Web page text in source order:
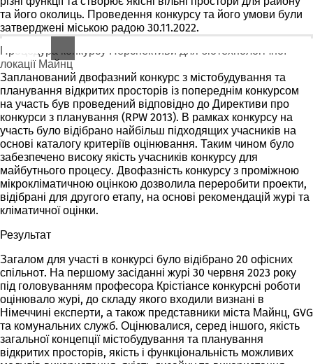
та його околиць. Проведення конкурсу та його умови були
затверджені міською радою 30.11.2022.
Процедура конкурсу Перспективи для біотехнологічної
локації Майнц
Запланований двофазний конкурс з містобудування та
планування відкритих просторів із попереднім конкурсом
на участь був проведений відповідно до Директиви про
конкурси з планування (RPW 2013). В рамках конкурсу на
участь було відібрано найбільш підходящих учасників на
основі каталогу критеріїв оцінювання. Таким чином було
забезпечено високу якість учасників конкурсу для
майбутнього процесу. Двофазність конкурсу з проміжною
мікрокліматичною оцінкою дозволила переробити проекти,
відібрані для другого етапу, на основі рекомендацій журі та
кліматичної оцінки.
Результат
Загалом для участі в конкурсі було відібрано 20 офісних
спільнот. На першому засіданні журі 30 червня 2023 року
під головуванням професора Крістіансе конкурсні роботи
оцінювало журі, до складу якого входили визнані в
Німеччині експерти, а також представники міста Майнц, GVG
та комунальних служб. Оцінювалися, серед іншого, якість
загальної концепції містобудування та планування
відкритих просторів, якість і функціональність можливих